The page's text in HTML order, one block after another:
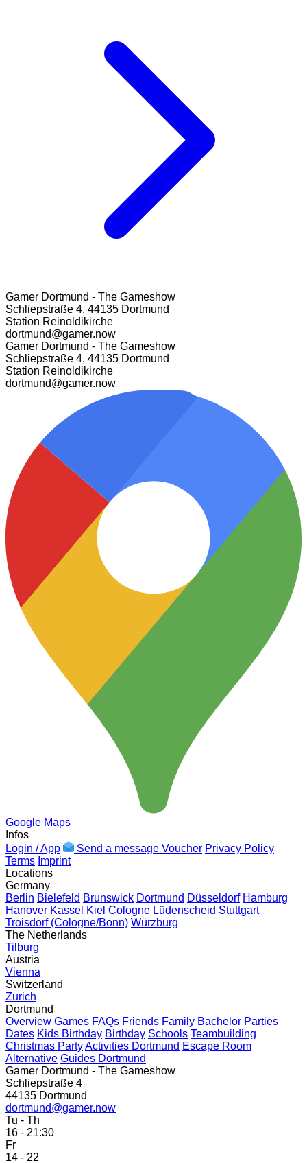
Gamer Dortmund - The Gameshow
Schliepstraße 4, 44135 Dortmund
Station Reinoldikirche
dortmund@gamer.now
Gamer Dortmund - The Gameshow
Schliepstraße 4, 44135 Dortmund
Station Reinoldikirche
dortmund@gamer.now
Google Maps
Infos
Login / App
Send a message Voucher Privacy Policy
Terms Imprint
Locations
Germany
Berlin Bielefeld Brunswick Dortmund Düsseldorf Hamburg
Hanover Kassel Kiel Cologne Lüdenscheid Stuttgart
Troisdorf (Cologne/Bonn) Würzburg
The Netherlands
Tilburg
Austria
Vienna
Switzerland
Zurich
Dortmund
Overview Games FAQs Friends Family Bachelor Parties
Dates Kids Birthday Birthday Schools Teambuilding
Christmas PartyActivities Dortmund Escape Room
Alternative Guides Dortmund
Gamer Dortmund - The Gameshow
Schliepstraße 4
44135 Dortmund
dortmund@gamer.now
Tu - Th
16 - 21:30
Fr
14 - 22